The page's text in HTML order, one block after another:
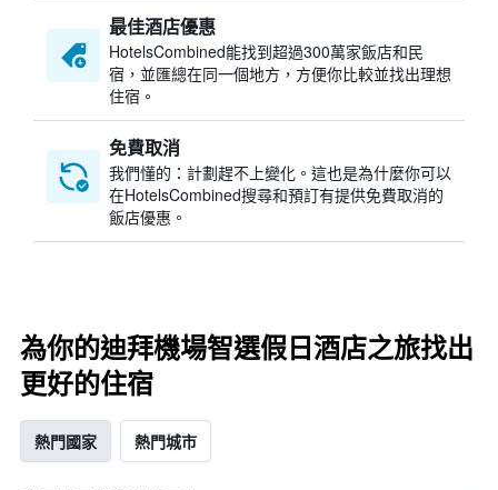
最佳酒店優惠
HotelsCombined​能找到超過300萬家飯店和民
宿，並匯總在同一個地方，方便你比較並找出理想
住宿。
免費取消
我們懂的：計劃趕不上變化。這也是為什麼你可以
在HotelsCombined搜尋和預訂有提供免費取消的
飯店優惠。
為你的迪拜機場智選假日酒店之旅找出
更好的住宿
熱門國家 熱門城市